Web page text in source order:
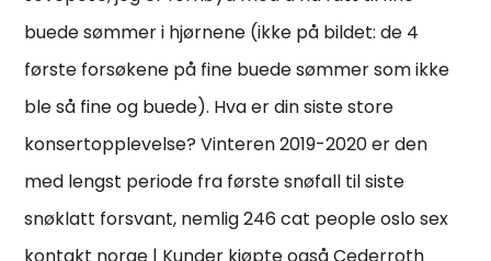
buede sømmer i hjørnene (ikke på bildet: de 4
første forsøkene på fine buede sømmer som ikke
ble så fine og buede). Hva er din siste store
konsertopplevelse? Vinteren 2019-2020 er den
med lengst periode fra første snøfall til siste
snøklatt forsvant, nemlig 246 cat people oslo sex